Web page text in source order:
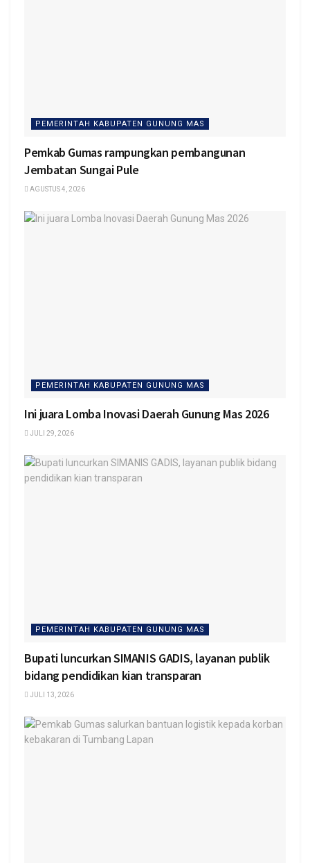
PEMERINTAH KABUPATEN GUNUNG MAS
Pemkab Gumas rampungkan pembangunan
Jembatan Sungai Pule
AGUSTUS 4, 2026
PEMERINTAH KABUPATEN GUNUNG MAS
Ini juara Lomba Inovasi Daerah Gunung Mas 2026
JULI 29, 2026
PEMERINTAH KABUPATEN GUNUNG MAS
Bupati luncurkan SIMANIS GADIS, layanan publik
bidang pendidikan kian transparan
JULI 13, 2026